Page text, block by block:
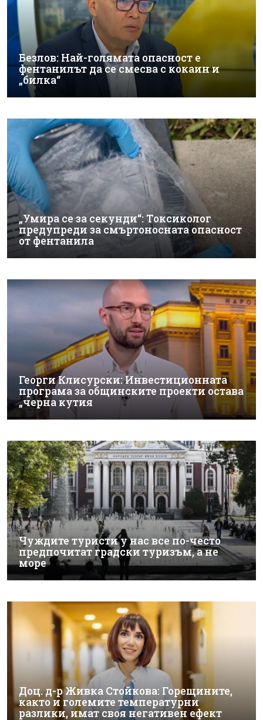
Безлов: Най-голямата опасност е
фентанилът да се смесва с кокаин и
„билка“
„Умира се за секунди“: Токсиколог
предупреди за смъртоносната опасност
от фентанила
Георги Клисурски: Инвестиционната
програма за общинските проекти остава
„черна кутия
Чуждите туристи у нас все по-често
предпочитат градски туризъм, а не
море
Доц. д-р Живка Стойкова: Горещините,
както и големите температурни
разлики, имат своя негативен ефект